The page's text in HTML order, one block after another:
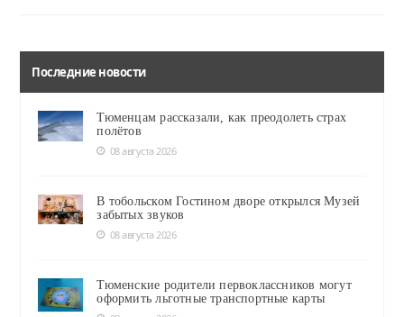
Последние новости
Тюменцам рассказали, как преодолеть страх
полётов
08 августа 2026
В тобольском Гостином дворе открылся Музей
забытых звуков
08 августа 2026
Тюменские родители первоклассников могут
оформить льготные транспортные карты